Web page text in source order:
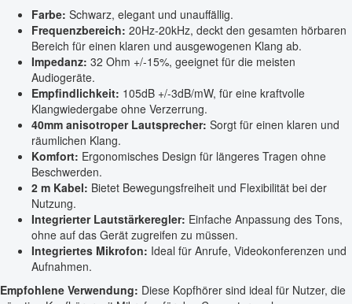
Farbe: Schwarz, elegant und unauffällig.
Frequenzbereich: 20Hz-20kHz, deckt den gesamten hörbaren
Bereich für einen klaren und ausgewogenen Klang ab.
Impedanz: 32 Ohm +/-15%, geeignet für die meisten
Audiogeräte.
Empfindlichkeit: 105dB +/-3dB/mW, für eine kraftvolle
Klangwiedergabe ohne Verzerrung.
40mm anisotroper Lautsprecher: Sorgt für einen klaren und
räumlichen Klang.
Komfort: Ergonomisches Design für längeres Tragen ohne
Beschwerden.
2 m Kabel: Bietet Bewegungsfreiheit und Flexibilität bei der
Nutzung.
Integrierter Lautstärkeregler: Einfache Anpassung des Tons,
ohne auf das Gerät zugreifen zu müssen.
Integriertes Mikrofon: Ideal für Anrufe, Videokonferenzen und
Aufnahmen.
Empfohlene Verwendung: Diese Kopfhörer sind ideal für Nutzer, die